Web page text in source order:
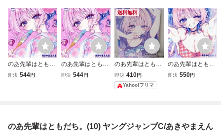
のあ先輩はともだ
ち。(5) ヤングジ
即決 544円
のあ先輩はともだ
ち。(5) ヤングジ
即決 544円
送料無料
のあ先輩はともだ
ち。 2巻 あきやま
えんま ヤングジャ
ンプコミックス
即決 410円
Yahoo!フリマ
のあ先輩はともだ
ち。(4) ヤングジ
即決 550円
のあ先輩はともだち。(10) ヤングジャンプC/あきやまえん